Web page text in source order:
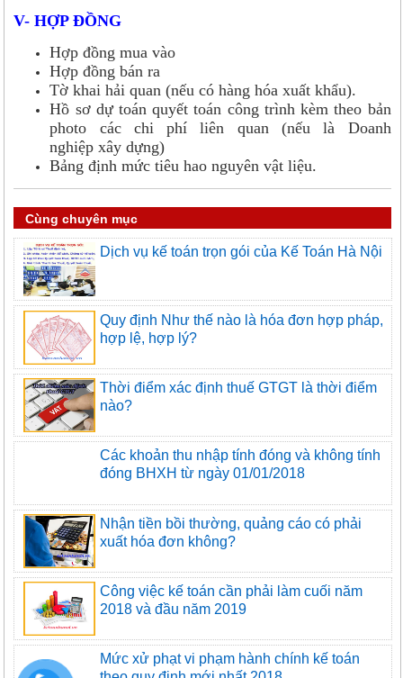
V- HỢP ĐỒNG
Hợp đồng mua vào
Hợp đồng bán ra
Tờ khai hải quan (nếu có hàng hóa xuất khẩu).
Hồ sơ dự toán quyết toán công trình kèm theo bản
photo các chi phí liên quan (nếu là Doanh
nghiệp xây dựng)
Bảng định mức tiêu hao nguyên vật liệu.
Cùng chuyên mục
Dịch vụ kế toán trọn gói của Kế Toán Hà Nội
Quy định Như thế nào là hóa đơn hợp pháp,
hợp lệ, hợp lý?
Thời điểm xác định thuế GTGT là thời điểm
nào?
Các khoản thu nhập tính đóng và không tính
đóng BHXH từ ngày 01/01/2018
Nhận tiền bồi thường, quảng cáo có phải
xuất hóa đơn không?
Công việc kế toán cần phải làm cuối năm
2018 và đầu năm 2019
Mức xử phạt vi phạm hành chính kế toán